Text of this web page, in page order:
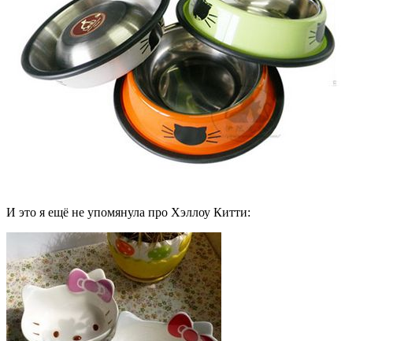
И это я ещё не упомянула про Хэллоу Китти: